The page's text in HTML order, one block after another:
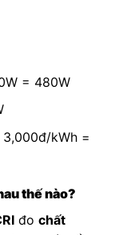
= 480W
kWh =
thế nào?
đo chất